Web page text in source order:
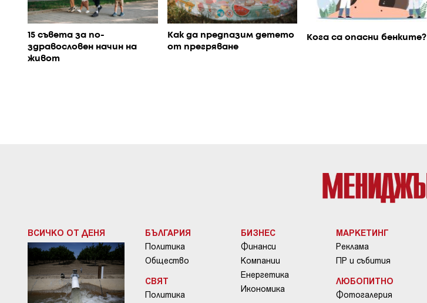
15 съвета за по-
здравословен начин на
живот
Как да предпазим детето
от прегряване
Кога са опасни бенките?
ВСИЧКО ОТ ДЕНЯ БЪЛГАРИЯ
Политика
Общество
СВЯТ
Политика
БИЗНЕС
Финанси
Компании
Енергетика
Икономика
МАРКЕТИНГ
Реклама
ПР и събития
ЛЮБОПИТНО
Фотогалерия